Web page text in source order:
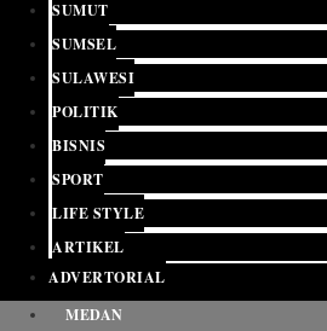
SUMUT
SUMSEL
SULAWESI
POLITIK
BISNIS
SPORT
LIFE STYLE
ARTIKEL
ADVERTORIAL
MEDAN